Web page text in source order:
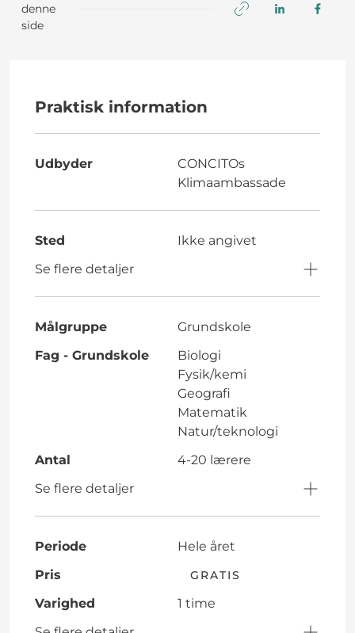
denne
side
Praktisk information
Udbyder
CONCITOs
Klimaambassade
Sted
Ikke angivet
Se flere detaljer
Målgruppe
Grundskole
Fag - Grundskole
Biologi
Fysik/kemi
Geografi
Matematik
Natur/teknologi
Antal
4-20 lærere
Se flere detaljer
Periode
Hele året
Pris
GRATIS
Varighed
1 time